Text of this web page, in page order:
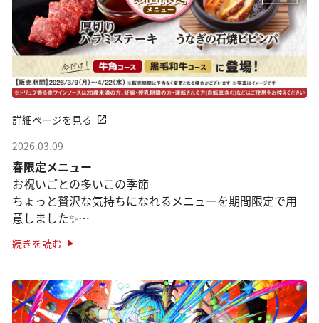
詳細ページを見る
2026.03.09
春限定メニュー
お祝いごとの多いこの季節
ちょっと贅沢な気持ちになれるメニューを期間限定で用
意しました✨
焼肉の定番、石焼ビビン ···
続きを読む